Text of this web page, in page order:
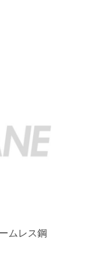
ムレス鋼